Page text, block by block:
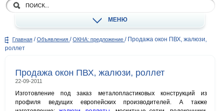
МЕНЮ
Главная / Объявления / ОКНА: предложение / Продажа окон ПВХ, жалюзи,
роллет
Продажа окон ПВХ, жалюзи, роллет
22-09-2011
Изготовление под заказ металопластиковых конструкций из
профиля ведущих европейских производителей. А также